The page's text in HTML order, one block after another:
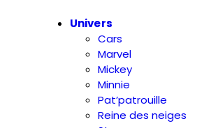
Univers
Cars
Marvel
Mickey
Minnie
Pat’patrouille
Reine des neiges